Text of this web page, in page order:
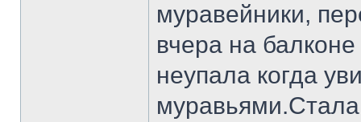
муравейники,
вчера на
неупала когда